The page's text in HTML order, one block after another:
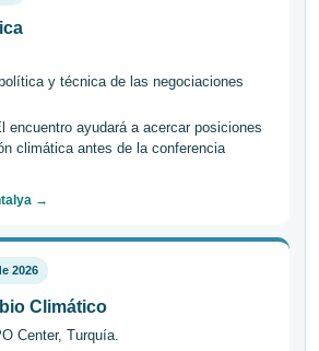
y técnica de las negociaciones
encuentro ayudará a acercar posiciones
climática antes de la conferencia
→
2026
Climático
Center, Turquía.